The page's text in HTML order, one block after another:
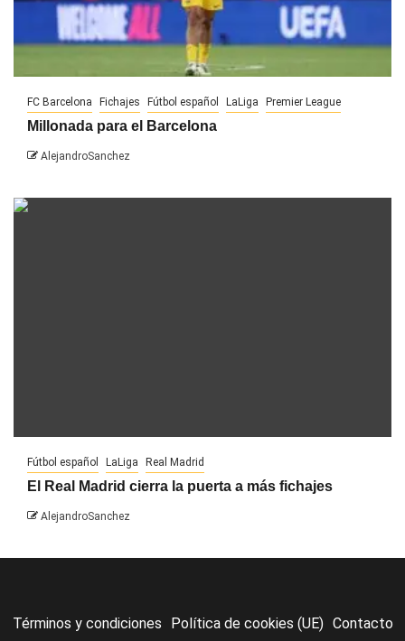
FC Barcelona Fichajes Fútbol español LaLiga Premier League
Millonada para el Barcelona
AlejandroSanchez
Fútbol español LaLiga Real Madrid
El Real Madrid cierra la puerta a más fichajes
AlejandroSanchez
Términos y condiciones Política de cookies (UE) Contacto